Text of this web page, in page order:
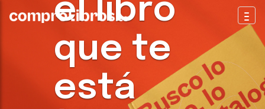
el libro
que te
está